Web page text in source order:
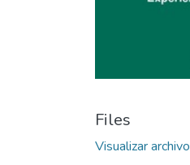
Files
Visualizar archivo